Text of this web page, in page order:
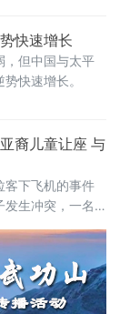
快速增长
，但中国与太平
快速增长。
裔儿童让座 与
客下飞机的事件
发生冲突，一名
客，导致该名母
达三个半小时。